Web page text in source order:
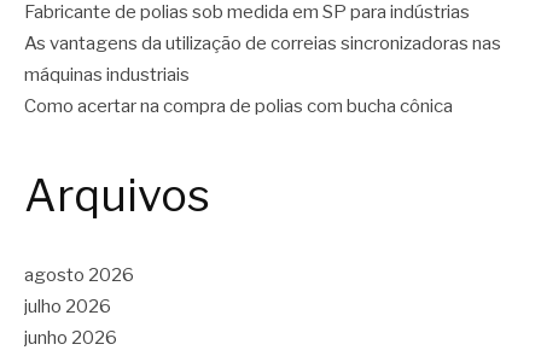
Fabricante de polias sob medida em SP para indústrias
As vantagens da utilização de correias sincronizadoras nas
máquinas industriais
Como acertar na compra de polias com bucha cônica
Arquivos
agosto 2026
julho 2026
junho 2026